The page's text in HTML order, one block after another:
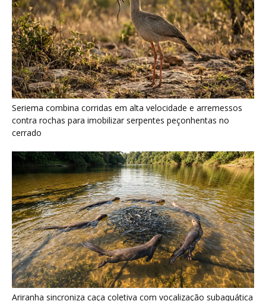
Ariranha sincroniza caça coletiva com vocalização subaquática
e cerca cardumes em rios rasos da Amazônia
Surucucu detecta calor pela fosseta loreal e prepara ataque de
emboscada no escuro da floresta